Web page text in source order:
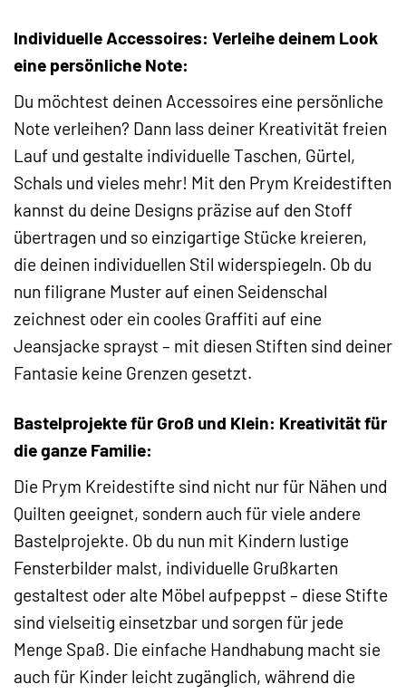
Individuelle Accessoires: Verleihe deinem Look
eine persönliche Note:
Du möchtest deinen Accessoires eine persönliche
Note verleihen? Dann lass deiner Kreativität freien
Lauf und gestalte individuelle Taschen, Gürtel,
Schals und vieles mehr! Mit den Prym Kreidestiften
kannst du deine Designs präzise auf den Stoff
übertragen und so einzigartige Stücke kreieren,
die deinen individuellen Stil widerspiegeln. Ob du
nun filigrane Muster auf einen Seidenschal
zeichnest oder ein cooles Graffiti auf eine
Jeansjacke sprayst – mit diesen Stiften sind deiner
Fantasie keine Grenzen gesetzt.
Bastelprojekte für Groß und Klein: Kreativität für
die ganze Familie:
Die Prym Kreidestifte sind nicht nur für Nähen und
Quilten geeignet, sondern auch für viele andere
Bastelprojekte. Ob du nun mit Kindern lustige
Fensterbilder malst, individuelle Grußkarten
gestaltest oder alte Möbel aufpeppst – diese Stifte
sind vielseitig einsetzbar und sorgen für jede
Menge Spaß. Die einfache Handhabung macht sie
auch für Kinder leicht zugänglich, während die